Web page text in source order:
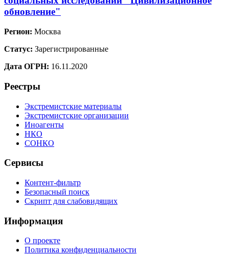
обновление"
Регион: Москва
Статус: Зарегистрированные
Дата ОГРН: 16.11.2020
Реестры
Экстремистские материалы
Экстремистские организации
Иноагенты
НКО
СОНКО
Сервисы
Контент-фильтр
Безопасный поиск
Скрипт для слабовидящих
Информация
О проекте
Политика конфиденциальности